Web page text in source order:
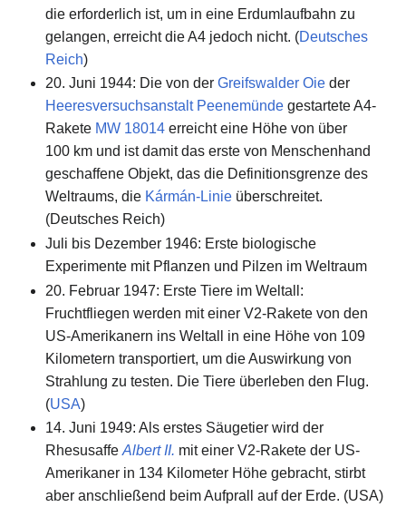
die erforderlich ist, um in eine Erdumlaufbahn zu
gelangen, erreicht die A4 jedoch nicht. (Deutsches
Reich)
20. Juni 1944: Die von der Greifswalder Oieder
Heeresversuchsanstalt Peenemündegestartete A4-
Rakete MW 18014erreicht eine Höhe von über
100 km und ist damit das erste von Menschenhand
geschaffene Objekt, das die Definitionsgrenze des
Weltraums, die Kármán-Linieüberschreitet.
(Deutsches Reich)
Juli bis Dezember 1946: Erste biologische
Experimente mit Pflanzen und Pilzen im Weltraum
20. Februar 1947: Erste Tiere im Weltall:
Fruchtfliegen werden mit einer V2-Rakete von den
US-Amerikanern ins Weltall in eine Höhe von 109
Kilometern transportiert, um die Auswirkung von
Strahlung zu testen. Die Tiere überleben den Flug.
(USA)
14. Juni 1949: Als erstes Säugetier wird der
Rhesusaffe Albert II. mit einer V2-Rakete der US-
Amerikaner in 134 Kilometer Höhe gebracht, stirbt
aber anschließend beim Aufprall auf der Erde. (USA)